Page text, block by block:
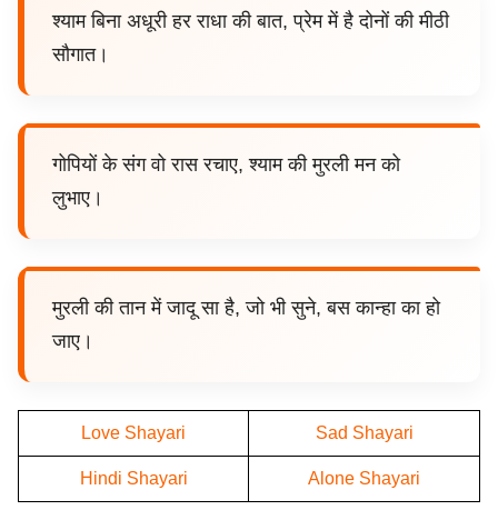
श्याम बिना अधूरी हर राधा की बात, प्रेम में है दोनों की मीठी
सौगात।
गोपियों के संग वो रास रचाए, श्याम की मुरली मन को
लुभाए।
मुरली की तान में जादू सा है, जो भी सुने, बस कान्हा का हो
जाए।
Love Shayari Sad Shayari
Hindi Shayari Alone Shayari